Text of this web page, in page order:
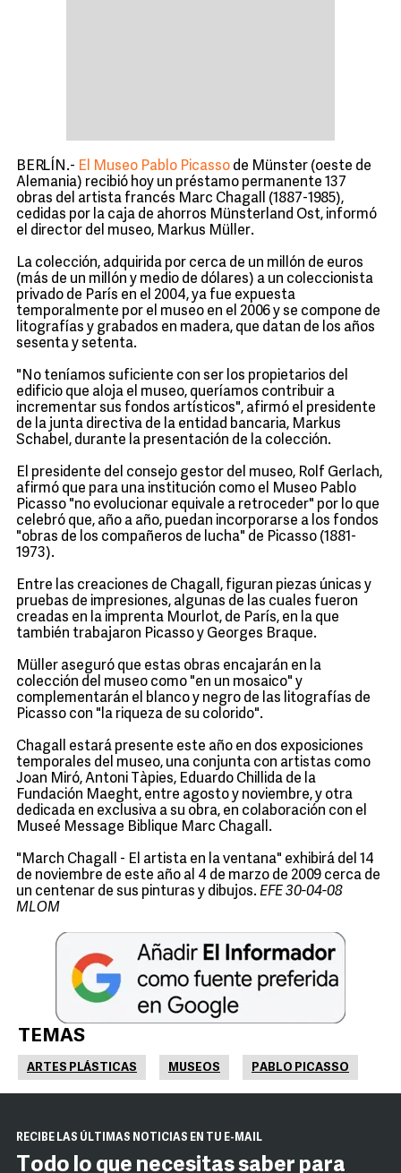
BERLÍN.- El Museo Pablo Picasso de Münster (oeste de
Alemania) recibió hoy un préstamo permanente 137
obras del artista francés Marc Chagall (1887-1985),
cedidas por la caja de ahorros Münsterland Ost, informó
el director del museo, Markus Müller.
La colección, adquirida por cerca de un millón de euros
(más de un millón y medio de dólares) a un coleccionista
privado de París en el 2004, ya fue expuesta
temporalmente por el museo en el 2006 y se compone de
litografías y grabados en madera, que datan de los años
sesenta y setenta.
"No teníamos suficiente con ser los propietarios del
edificio que aloja el museo, queríamos contribuir a
incrementar sus fondos artísticos", afirmó el presidente
de la junta directiva de la entidad bancaria, Markus
Schabel, durante la presentación de la colección.
El presidente del consejo gestor del museo, Rolf Gerlach,
afirmó que para una institución como el Museo Pablo
Picasso "no evolucionar equivale a retroceder" por lo que
celebró que, año a año, puedan incorporarse a los fondos
"obras de los compañeros de lucha" de Picasso (1881-
1973).
Entre las creaciones de Chagall, figuran piezas únicas y
pruebas de impresiones, algunas de las cuales fueron
creadas en la imprenta Mourlot, de París, en la que
también trabajaron Picasso y Georges Braque.
Müller aseguró que estas obras encajarán en la
colección del museo como "en un mosaico" y
complementarán el blanco y negro de las litografías de
Picasso con "la riqueza de su colorido".
Chagall estará presente este año en dos exposiciones
temporales del museo, una conjunta con artistas como
Joan Miró, Antoni Tàpies, Eduardo Chillida de la
Fundación Maeght, entre agosto y noviembre, y otra
dedicada en exclusiva a su obra, en colaboración con el
Museé Message Biblique Marc Chagall.
"March Chagall - El artista en la ventana" exhibirá del 14
de noviembre de este año al 4 de marzo de 2009 cerca de
un centenar de sus pinturas y dibujos. EFE 30-04-08
MLOM
TEMAS
ARTES PLÁSTICAS MUSEOS PABLO PICASSO
RECIBE LAS ÚLTIMAS NOTICIAS EN TU E-MAIL
Todo lo que necesitas saber para